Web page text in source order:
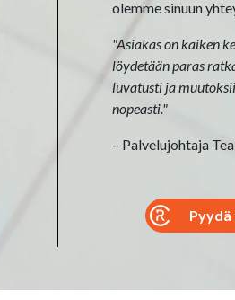
olemme sinuun
"Asiakas on kaiken
löydetään paras
luvatusti ja
nopeasti."
– Palvelujohtaja